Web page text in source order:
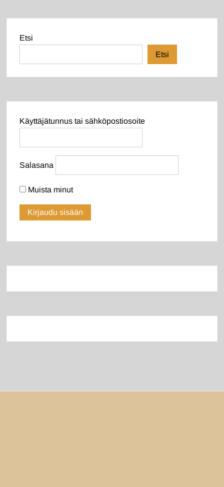
Etsi
Etsi
Käyttäjätunnus tai sähköpostiosoite
Salasana
Muista minut